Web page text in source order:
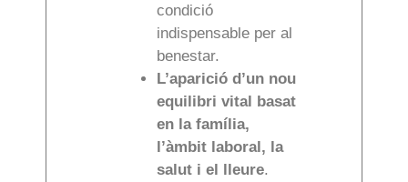
condició
indispensable per al
benestar.
L’aparició d’un nou
equilibri vital basat
en la família,
l’àmbit laboral, la
salut i el lleure.